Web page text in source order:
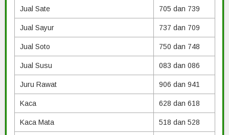
Jual Sate 705 dan 739
Jual Sayur 737 dan 709
Jual Soto 750 dan 748
Jual Susu 083 dan 086
Juru Rawat 906 dan 941
Kaca 628 dan 618
Kaca Mata 518 dan 528